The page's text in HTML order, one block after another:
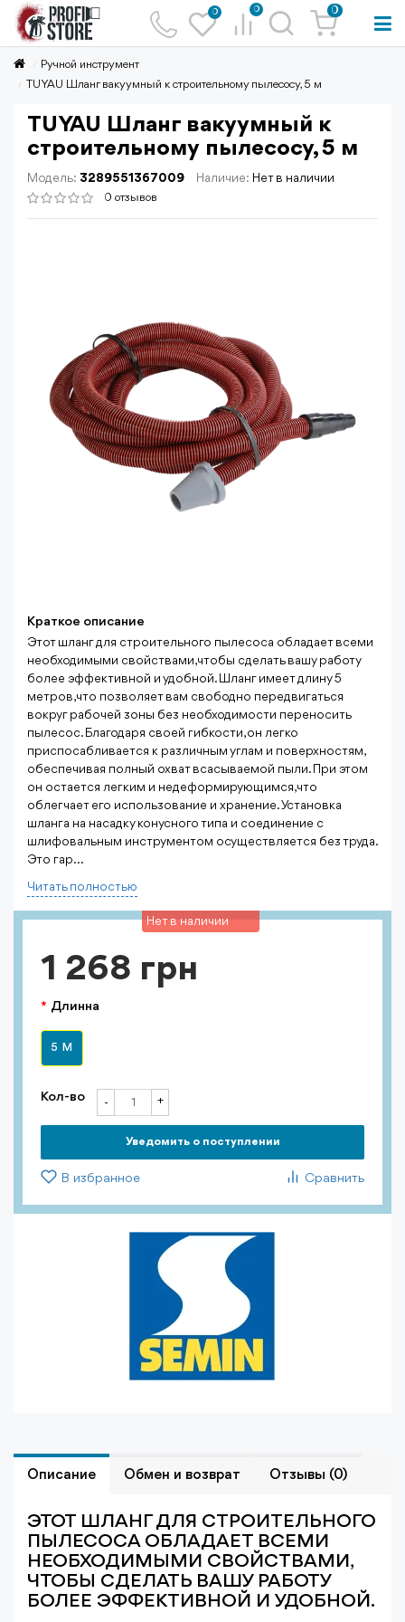
0 0 0
Ручной инструмент
TUYAU Шланг вакуумный к строительному пылесосу, 5 м
TUYAU Шланг вакуумный к
строительному пылесосу, 5 м
Модель: 3289551367009 Наличие: Нет в наличии
0 отзывов
Краткое описание
Этот шланг для строительного пылесоса обладает всеми
необходимыми свойствами, чтобы сделать вашу работу
более эффективной и удобной. Шланг имеет длину 5
метров, что позволяет вам свободно передвигаться
вокруг рабочей зоны без необходимости переносить
пылесос. Благодаря своей гибкости, он легко
приспосабливается к различным углам и поверхностям,
обеспечивая полный охват всасываемой пыли. При этом
он остается легким и недеформирующимся, что
облегчает его использование и хранение. Установка
шланга на насадку конусного типа и соединение с
шлифовальным инструментом осуществляется без труда.
Это гар...
Читать полностью
Нет в наличии
1 268 грн
Длинна
5 М
Кол-во +
-
Уведомить о поступлении
Сравнить
В избранное
Описание Обмен и возврат Отзывы (0)
ЭТОТ ШЛАНГ ДЛЯ СТРОИТЕЛЬНОГО
ПЫЛЕСОСА ОБЛАДАЕТ ВСЕМИ
НЕОБХОДИМЫМИ СВОЙСТВАМИ,
ЧТОБЫ СДЕЛАТЬ ВАШУ РАБОТУ
БОЛЕЕ ЭФФЕКТИВНОЙ И УДОБНОЙ.